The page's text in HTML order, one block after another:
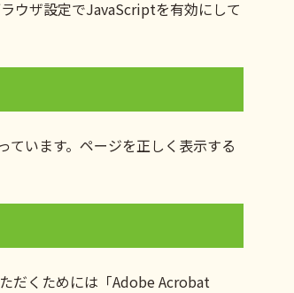
ウザ設定でJavaScriptを有効にして
います。ページを正しく表示する
だくためには「Adobe Acrobat